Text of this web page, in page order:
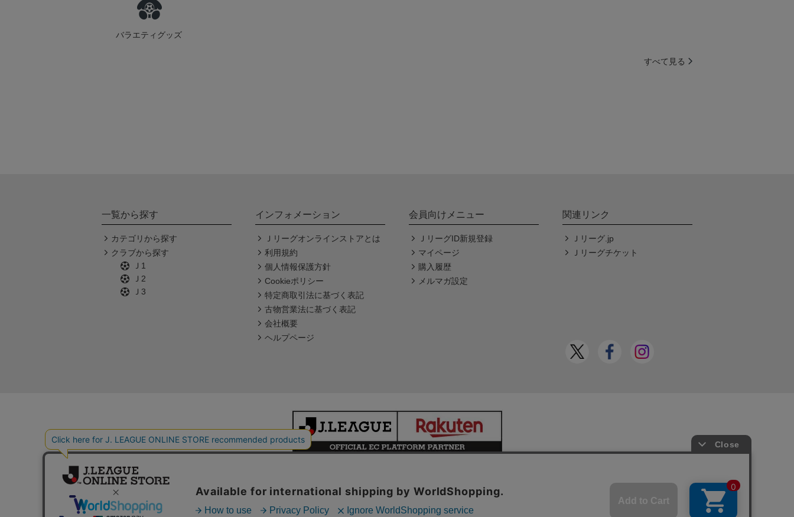
バラエティグッズ
すべて見る
一覧から探す
カテゴリから探す
クラブから探す
Ｊ1
Ｊ2
Ｊ3
インフォメーション
Ｊリーグオンラインストアとは
利用規約
個人情報保護方針
Cookieポリシー
特定商取引法に基づく表記
古物営業法に基づく表記
会社概要
ヘルプページ
会員向けメニュー
ＪリーグID新規登録
マイページ
購入履歴
メルマガ設定
関連リンク
Ｊリーグ.jp
Ｊリーグチケット
本サイトで使用している文章・画像等の無断での複製・転載を禁止します。
© JAPAN PROFESSIONAL FOOTBALL LEAGUE Rakuten Group, Inc.
ALL RIGHTS RESERVED.